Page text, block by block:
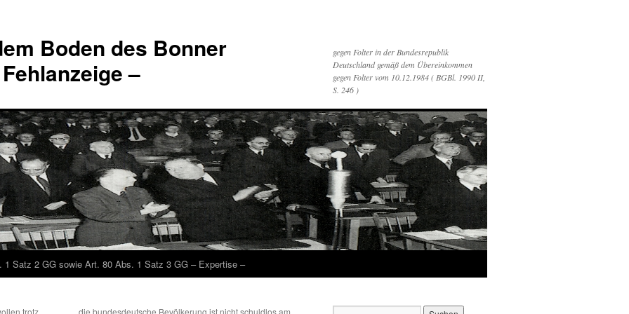
Boden des Bonner
–
gegen Folter in der Bundesrepublik
Deutschland gemäß dem Übereinkommen
gegen Folter vom 10.12.1984 ( BGBl. 1990 II,
S. 246 )
1 Satz 2 GG sowie Art. 80 Abs. 1 Satz 3 GG – Expertise –
trotz
die bundesdeutsche Bevölkerung ist nicht schuldlos am